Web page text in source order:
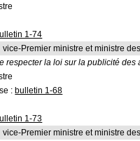
1-74
vice-Premier ministre et ministre
respecter la loi sur la publicité des
: bulletin 1-68
1-73
vice-Premier ministre et ministre